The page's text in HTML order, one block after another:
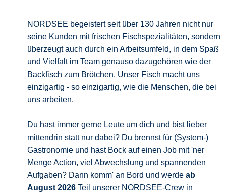
NORDSEE begeistert seit über 130 Jahren nicht nur
seine Kunden mit frischen Fischspezialitäten, sondern
überzeugt auch durch ein Arbeitsumfeld, in dem Spaß
und Vielfalt im Team genauso dazugehören wie der
Backfisch zum Brötchen. Unser Fisch macht uns
einzigartig - so einzigartig, wie die Menschen, die bei
uns arbeiten.
Du hast immer gerne Leute um dich und bist lieber
mittendrin statt nur dabei? Du brennst für (System-)
Gastronomie und hast Bock auf einen Job mit 'ner
Menge Action, viel Abwechslung und spannenden
Aufgaben? Dann komm' an Bord und werde ab
August 2026 Teil unserer NORDSEE-Crew in